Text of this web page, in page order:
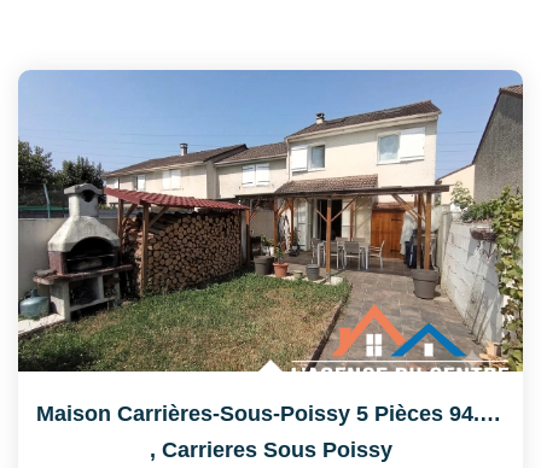
Maison Carrières-Sous-Poissy 5 Pièces 94.91 M2
, Carrieres Sous Poissy